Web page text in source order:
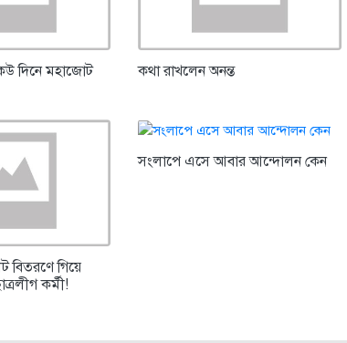
দিনে মহাজোট
কথা রাখলেন অনন্ত
বিতরণে গিয়ে
কর্মী!
সংলাপে এসে আবার আন্দোলন কেন